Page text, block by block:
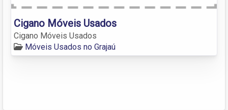
Cigano Móveis Usados
Cigano Móveis Usados
Móveis Usados no Grajaú